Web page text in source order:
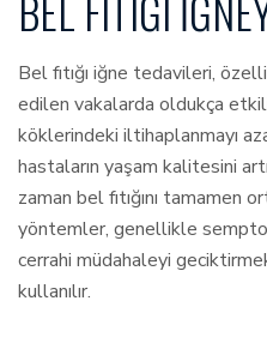
Bel fıtığı iğne tedavileri,
edilen vakalarda oldukça
köklerindeki iltihaplanmayı
hastaların yaşam kalitesini
zaman bel fıtığını tamamen
yöntemler, genellikle
cerrahi müdahaleyi
kullanılır.